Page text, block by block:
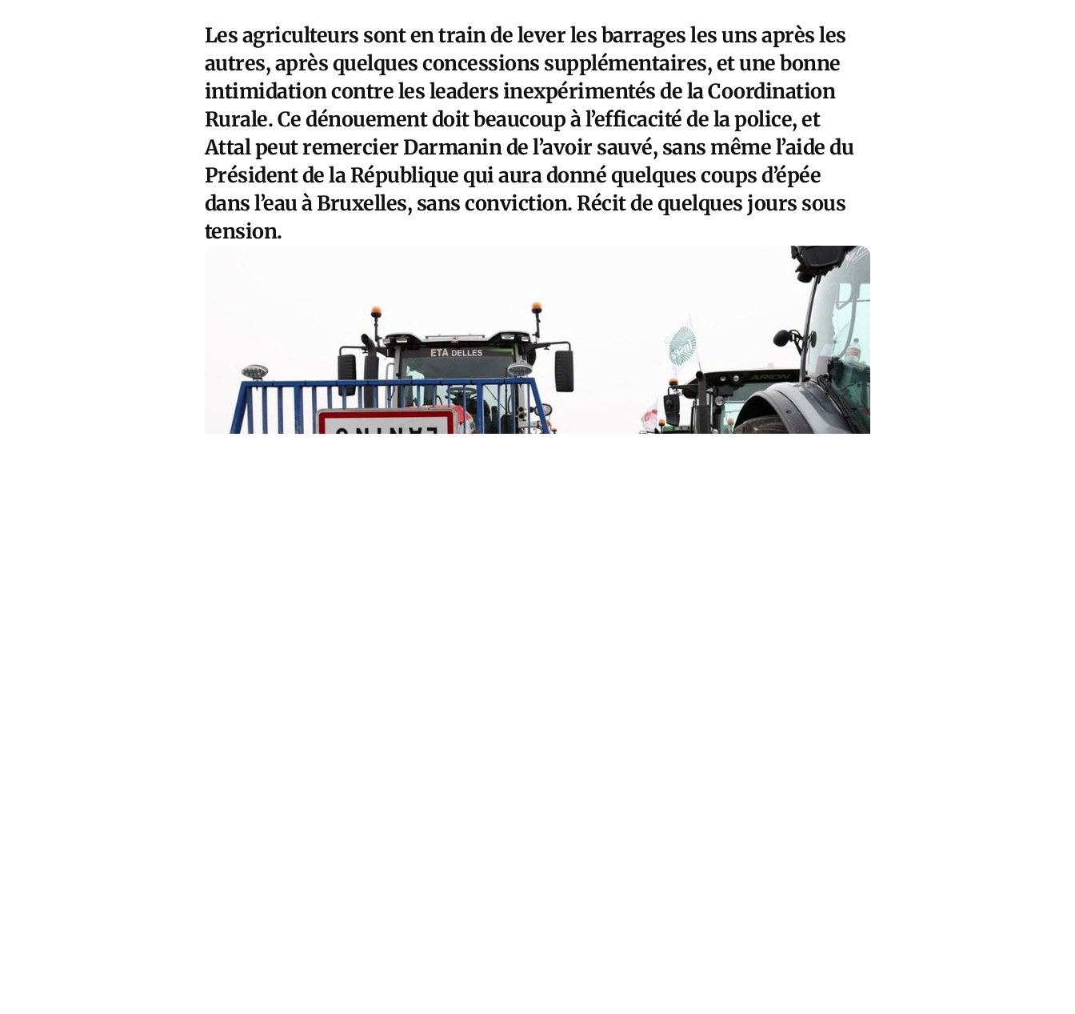
Les agriculteurs sont en train de lever les barrages les uns après les
autres, après quelques concessions supplémentaires, et une bonne
intimidation contre les leaders inexpérimentés de la Coordination
Rurale. Ce dénouement doit beaucoup à l’efficacité de la police, et
Attal peut remercier Darmanin de l’avoir sauvé, sans même l’aide du
Président de la République qui aura donné quelques coups d’épée
dans l’eau à Bruxelles, sans conviction. Récit de quelques jours sous
tension.